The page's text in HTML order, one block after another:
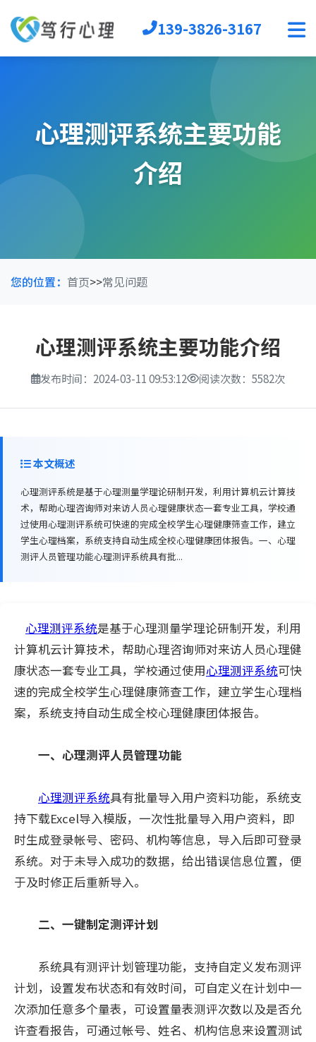
音乐放松椅
心理沙盘
宣泄设备
团辅器材
139-3826-3167
心理测评系统主要功能
介绍
您的位置： 首页>>常见问题
心理测评系统主要功能介绍
发布时间：2024-03-11 09:53:12 阅读次数：5582次
本文概述
心理测评系统是基于心理测量学理论研制开发，利用计算机云计算技
术，帮助心理咨询师对来访人员心理健康状态一套专业工具，学校通
过使用心理测评系统可快速的完成全校学生心理健康筛查工作，建立
学生心理档案，系统支持自动生成全校心理健康团体报告。一、心理
测评人员管理功能心理测评系统具有批...
心理测评系统是基于心理测量学理论研制开发，利用
计算机云计算技术，帮助心理咨询师对来访人员心理健
康状态一套专业工具，学校通过使用心理测评系统可快
速的完成全校学生心理健康筛查工作，建立学生心理档
案，系统支持自动生成全校心理健康团体报告。
一、心理测评人员管理功能
心理测评系统具有批量导入用户资料功能，系统支
持下载Excel导入模版，一次性批量导入用户资料，即
时生成登录帐号、密码、机构等信息，导入后即可登录
系统。对于未导入成功的数据，给出错误信息位置，便
于及时修正后重新导入。
二、一键制定测评计划
系统具有测评计划管理功能，支持自定义发布测评
计划，设置发布状态和有效时间，可自定义在计划中一
次添加任意多个量表，可设置量表测评次数以及是否允
许查看报告，可通过帐号、姓名、机构信息来设置测试